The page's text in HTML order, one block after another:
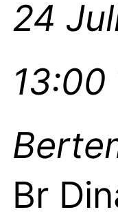
24
Br